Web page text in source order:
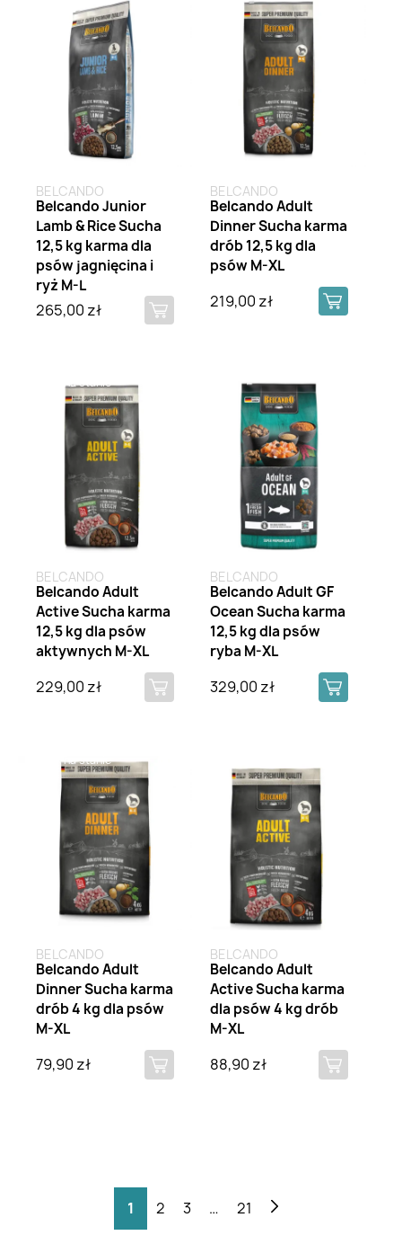
BELCANDO
Belcando Junior
Lamb & Rice Sucha
12,5 kg karma dla
psów jagnięcina i
ryż M-L
265,00 zł
BELCANDO
Belcando Adult
Dinner Sucha karma
drób 12,5 kg dla
psów M-XL
219,00 zł
Brak na stanie
BELCANDO
Belcando Adult
Active Sucha karma
12,5 kg dla psów
aktywnych M-XL
229,00 zł
BELCANDO
Belcando Adult GF
Ocean Sucha karma
12,5 kg dla psów
ryba M-XL
329,00 zł
Brak na stanie
BELCANDO
Belcando Adult
Dinner Sucha karma
drób 4 kg dla psów
M-XL
79,90 zł
BELCANDO
Belcando Adult
Active Sucha karma
dla psów 4 kg drób
M-XL
88,90 zł
1 2 3 … 21